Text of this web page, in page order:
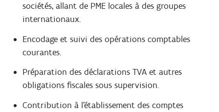
sociétés, allant de PME locales à des groupes
internationaux.
Encodage et suivi des opérations comptables
courantes.
Préparation des déclarations TVA et autres
obligations fiscales sous supervision.
Contribution à l’établissement des comptes